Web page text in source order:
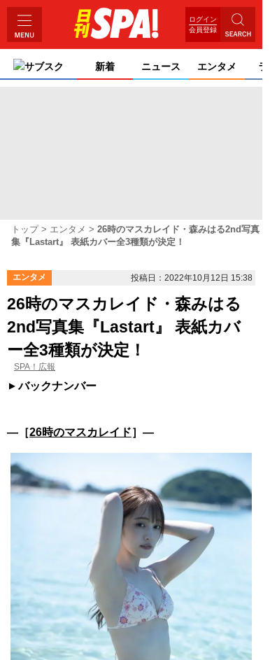
ログイン
会員登録
サブスク 新着 ニュース エンタメ ライ
トップ エンタメ
26時のマスカレイド・森みはる2nd写真
集『Lastart』 表紙カバー全3種類が決定！
エンタメ 投稿日：2022年10月12日 15:38
26時のマスカレイド・森みはる
2nd写真集『Lastart』 表紙カバ
ー全3種類が決定！
SPA！広報
バックナンバー
―［26時のマスカレイド］―